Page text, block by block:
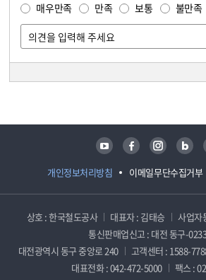
매우만족 만족 보통 불만족
개인정보처리방침 이메일무단수집거부
유튜브 페이스북 인스타그램 블로그
상호 : 한국철도공사 대표자 : 김태승
사업자
통신판매업신고 : 대전 동구-
대전광역시 동구 중앙로 240
고객센터 : 1588-
대표전화 : 042-472-5000
팩스 :